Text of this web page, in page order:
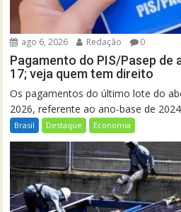
ago 6, 2026 Redação 0
Pagamento do PIS/Pasep de
17; veja quem tem direito
Os pagamentos do último lote do
2026, referente ao ano-base de
Brasil Destaque Economia